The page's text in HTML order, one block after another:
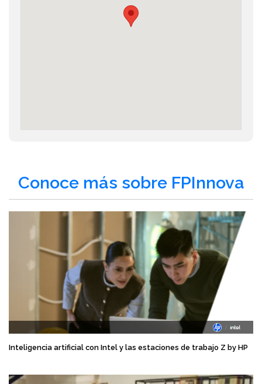
Conoce más sobre FPInnova
Inteligencia artificial con Intel y las estaciones de trabajo Z by HP